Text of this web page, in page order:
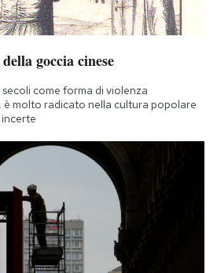
goccia cinese
come forma di violenza
è molto radicato nella cultura popolare